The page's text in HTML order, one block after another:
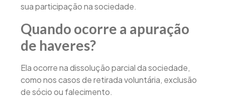
sua participação na sociedade.
Quando ocorre a apuração
de haveres?
Ela ocorre na dissolução parcial da sociedade,
como nos casos de retirada voluntária, exclusão
de sócio ou falecimento.